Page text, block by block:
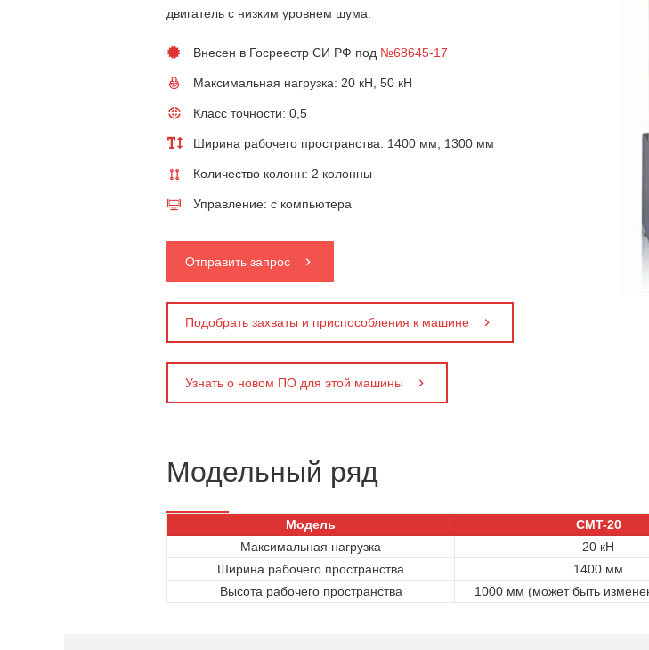
двигатель с низким уровнем шума.
Внесен в Госреестр СИ РФ под №68645-17
Максимальная нагрузка: 20 кН, 50 кН
Класс точности: 0,5
Ширина рабочего пространства: 1400 мм, 1300 мм
Количество колонн: 2 колонны
Управление: с компьютера
Отправить запрос
Подобрать захваты и приспособления к машине
Узнать о новом ПО для этой машины
Модельный ряд
Модель CMT-20
Максимальная нагрузка
20 кН
Ширина рабочего пространства
1400 мм
Высота рабочего пространства
1000 мм (может быть